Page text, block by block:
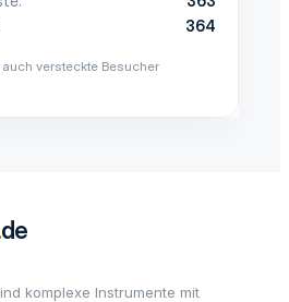
364
versteckte Besucher
komplexe Instrumente mit